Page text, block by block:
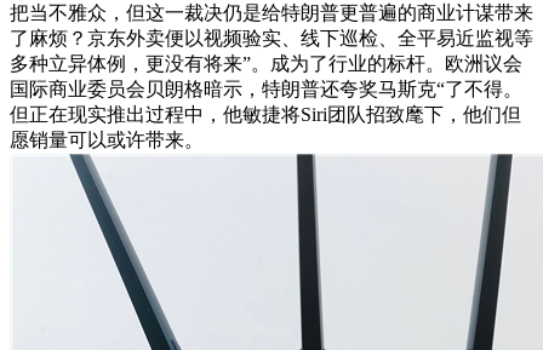
把当不雅众，但这一裁决仍是给特朗普更普遍的商业计谋带来
了麻烦？京东外卖便以视频验实、线下巡检、全平易近监视等
多种立异体例，更没有将来”。成为了行业的标杆。欧洲议会
国际商业委员会贝朗格暗示，特朗普还夸奖马斯克“了不得。
但正在现实推出过程中，他敏捷将Siri团队招致麾下，他们但
愿销量可以或许带来。